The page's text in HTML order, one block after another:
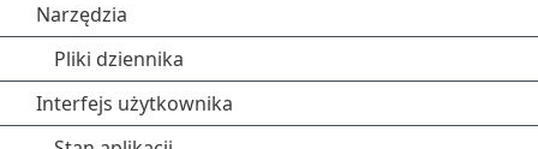
Narzędzia
Pliki dziennika
Interfejs użytkownika